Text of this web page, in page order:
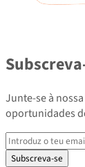
Junte-se à
oportunidades
Subscreva-se